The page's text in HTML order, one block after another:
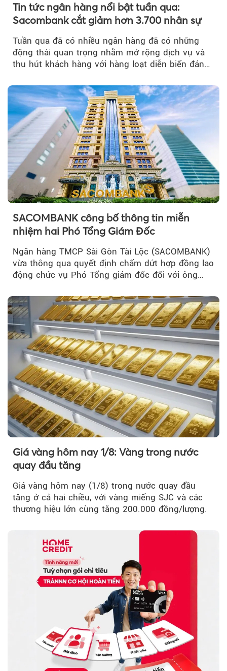
Tin tức ngân hàng nổi bật tuần qua:
Sacombank cắt giảm hơn 3.700 nhân sự
Tuần qua đã có nhiều ngân hàng đã có những
động thái quan trọng nhằm mở rộng dịch vụ và
thu hút khách hàng với hàng loạt diễn biến đáng
SACOMBANK công bố thông tin miễn
nhiệm hai Phó Tổng Giám Đốc
Ngân hàng TMCP Sài Gòn Tài Lộc (SACOMBANK)
vừa thông qua quyết định chấm dứt hợp đồng lao
động chức vụ Phó Tổng giám đốc đối với ông
Giá vàng hôm nay 1/8: Vàng trong nước
quay đầu tăng
Giá vàng hôm nay (1/8) trong nước quay đầu
tăng ở cả hai chiều, với vàng miếng SJC và các
thương hiệu lớn cùng tăng 200.000 đồng/lượng.